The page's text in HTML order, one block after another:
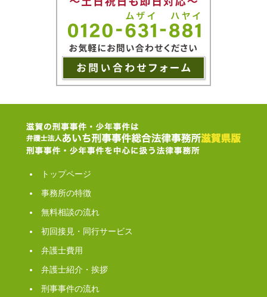
トップページ
事務所の特徴
無料相談の流れ
初回接見・同行サービス
弁護士費用
弁護士紹介・挨拶
刑事事件の流れ